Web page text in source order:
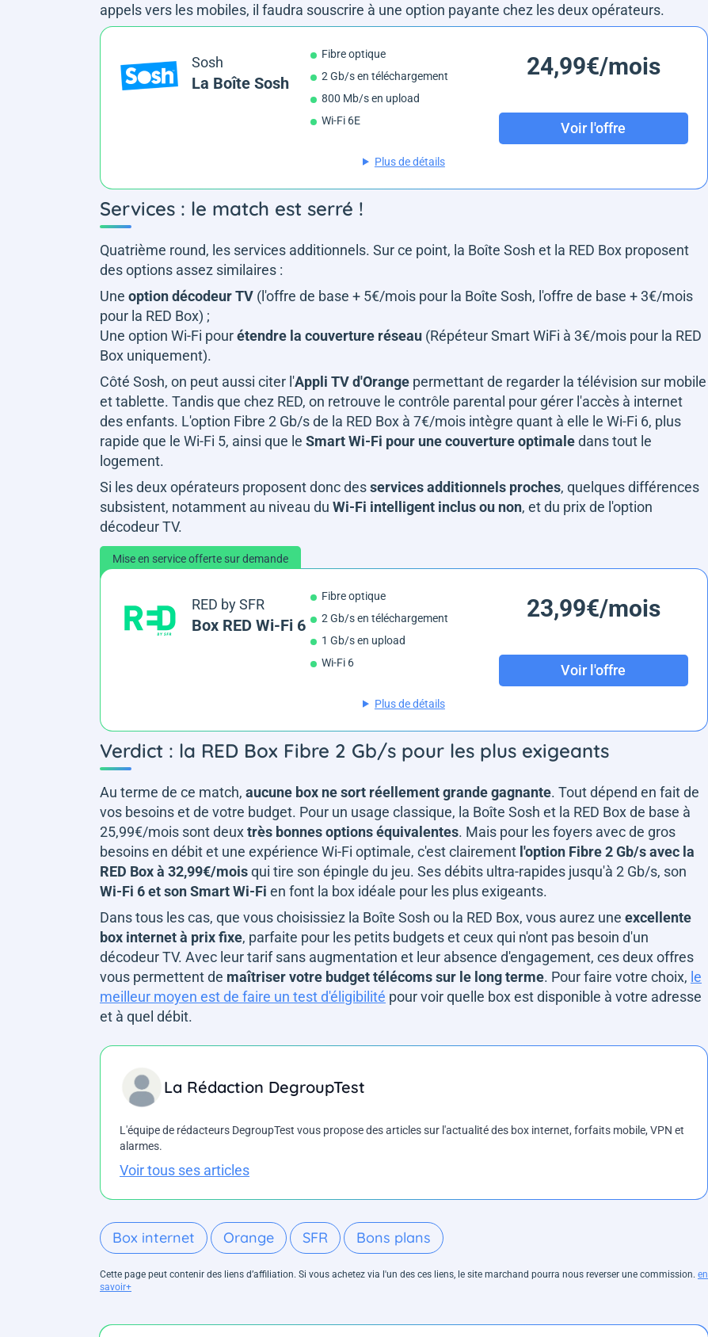
appels vers les mobiles, il faudra souscrire à une option payante chez les deux opérateurs.
Sosh
La Boîte Sosh
Fibre optique
2 Gb/s en téléchargement
800 Mb/s en upload
Wi-Fi 6E
24,99€/mois
Voir l'offre
Plus de détails
Services : le match est serré !
Quatrième round, les services additionnels. Sur ce point, la Boîte Sosh et la RED Box proposent
des options assez similaires :
Une option décodeur TV (l'offre de base + 5€/mois pour la Boîte Sosh, l'offre de base + 3€/mois
pour la RED Box) ;
Une option Wi-Fi pourétendre la couverture réseau (Répéteur Smart WiFi à 3€/mois pour la RED
Box uniquement).
Côté Sosh, on peut aussi citer l'Appli TV d'Orange permettant de regarder la télévision sur mobile
et tablette. Tandis que chez RED, on retrouve le contrôle parental pour gérer l'accès à internet
des enfants. L'option Fibre 2 Gb/s de la RED Box à 7€/mois intègre quant à elle le Wi-Fi 6, plus
rapide que le Wi-Fi 5, ainsi que le Smart Wi-Fi pour une couverture optimaledans tout le
logement.
Si les deux opérateurs proposent donc desservices additionnels proches, quelques différences
subsistent, notamment au niveau du Wi-Fi intelligent inclus ou non, et du prix de l'option
décodeur TV.
Mise en service offerte sur demande
RED by SFR
Box RED Wi-Fi 6
Fibre optique
2 Gb/s en téléchargement
1 Gb/s en upload
Wi-Fi 6
23,99€/mois
Voir l'offre
Plus de détails
Verdict : la RED Box Fibre 2 Gb/s pour les plus exigeants
Au terme de ce match, aucune box ne sort réellement grande gagnante. Tout dépend en fait de
vos besoins et de votre budget. Pour un usage classique, la Boîte Sosh et la RED Box de base à
25,99€/mois sont deuxtrès bonnes options équivalentes. Mais pour les foyers avec de gros
besoins en débit et une expérience Wi-Fi optimale, c'est clairement l'option Fibre 2 Gb/s avec la
RED Box à 32,99€/moisqui tire son épingle du jeu. Ses débits ultra-rapides jusqu'à 2 Gb/s, son
Wi-Fi 6 et son Smart Wi-Fi en font la box idéale pour les plus exigeants.
Dans tous les cas, que vous choisissiez la Boîte Sosh ou la RED Box, vous aurez une excellente
box internet à prix fixe, parfaite pour les petits budgets et ceux qui n'ont pas besoin d'un
décodeur TV. Avec leur tarif sans augmentation et leur absence d'engagement, ces deux offres
vous permettent de maîtriser votre budget télécoms sur le long terme. Pour faire votre choix, le
meilleur moyen est de faire un test d'éligibilité pour voir quelle box est disponible à votre adresse
et à quel débit.
La Rédaction DegroupTest
L'équipe de rédacteurs DegroupTest vous propose des articles sur l'actualité des box internet, forfaits mobile, VPN et
alarmes.
Voir tous ses articles
Box internet Orange SFR Bons plans
Cette page peut contenir des liens d’affiliation. Si vous achetez via l'un des ces liens, le site marchand pourra nous reverser une commission. en
savoir+